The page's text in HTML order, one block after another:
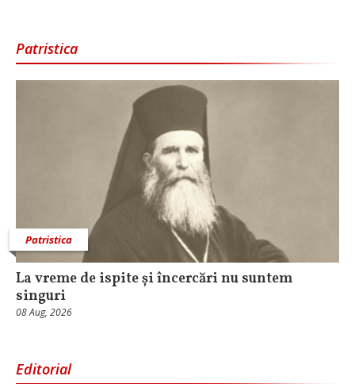
Patristica
Patristica
La vreme de ispite și încercări nu suntem
singuri
08 Aug, 2026
Editorial